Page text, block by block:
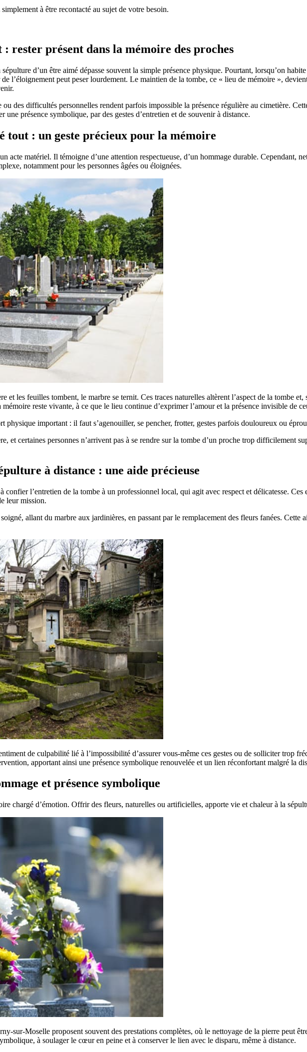
à être recontacté au sujet de votre besoin.
rester présent dans la mémoire des proches
d’un être aimé dépasse souvent la simple présence physique. Pourtant, lorsqu’on
l’éloignement peut peser lourdement. Le maintien de la tombe, ce « lieu de mémoire »,
des difficultés personnelles rendent parfois impossible la présence régulière au cimetière.
une présence symbolique, par des gestes d’entretien et de souvenir à distance.
: un geste précieux pour la mémoire
acte matériel. Il témoigne d’une attention respectueuse, d’un hommage durable. Cependant,
notamment pour les personnes âgées ou éloignées.
et les feuilles tombent, le marbre se ternit. Ces traces naturelles altèrent l’aspect de la tombe
reste vivante, à ce que le lieu continue d’exprimer l’amour et la présence invisible de
physique important : il faut s’agenouiller, se pencher, frotter, gestes parfois douloureux ou
et certaines personnes n’arrivent pas à se rendre sur la tombe d’un proche trop difficilement
à distance : une aide précieuse
l’entretien de la tombe à un professionnel local, qui agit avec respect et délicatesse. Ces
leur mission.
allant du marbre aux jardinières, en passant par le remplacement des fleurs fanées.
de culpabilité lié à l’impossibilité d’assurer vous-même ces gestes ou de solliciter trop
apportant ainsi une présence symbolique renouvelée et un lien réconfortant malgré la
et présence symbolique
chargé d’émotion. Offrir des fleurs, naturelles ou artificielles, apporte vie et chaleur à la
sur-Moselle proposent souvent des prestations complètes, où le nettoyage de la pierre peut
à soulager le cœur en peine et à conserver le lien avec le disparu, même à distance.